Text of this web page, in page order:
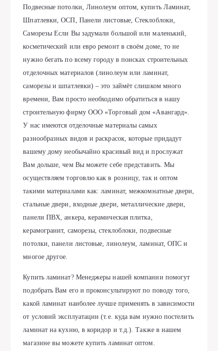
Подвесные потолки, Линолеум оптом, купить Ламинат,
Шпатлевки, ОСП, Панели листовые, Стеклоблоки,
Саморезы Если Вы задумали большой или маленький,
косметический или евро ремонт в своём доме, то не
нужно бегать по всему городу в поисках строительных
отделочных материалов (линолеум или ламинат,
саморезы и шпатлевки) – это займёт слишком много
времени, Вам просто необходимо обратиться в нашу
строительную фирму ООО «Торговый дом «Авангард».
У нас имеются отделочные материалы самых
разнообразных видов и раскрасок, которые придадут
вашему дому необычайно красивый вид и прослужат
Вам дольше, чем Вы можете себе представить. Мы
осуществляем торговлю как в розницу, так и оптом
такими материалами как: ламинат, межкомнатные двери,
стальные двери, входные двери, металлические двери,
панели ПВХ, анкера, керамическая плитка,
керамогранит, саморезы, стеклоблоки, подвесные
потолки, панели листовые, линолеум, ламинат, ОПС и
многое другое.
Купить ламинат? Менеджеры нашей компании помогут
подобрать Вам его и проконсультируют по поводу того,
какой ламинат наиболее лучше применять в зависимости
от условий эксплуатации (т.е. куда вам нужно постелить
ламинат на кухню, в коридор и т.д.). Также в нашем
магазине вы можете купить ламинат оптом.